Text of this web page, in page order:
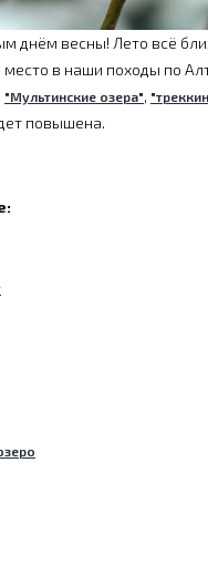
днём весны! Лето всё
место в наши походы по
"Мультинские озера",
повышена.